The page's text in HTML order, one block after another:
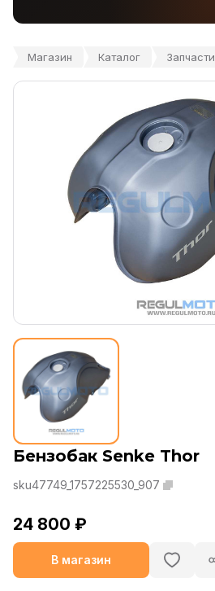
Магазин Каталог Запчасти
Бензобак Senke Thor
sku47749_1757225530_907
24 800 ₽
В магазин